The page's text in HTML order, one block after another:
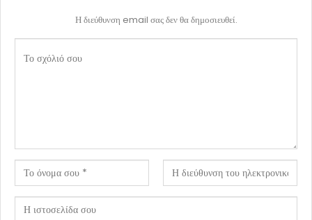
Η διεύθυνση email σας δεν θα δημοσιευθεί.